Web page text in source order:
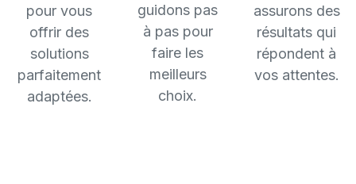
pour vous
offrir des
solutions
parfaitement
adaptées.
guidons pas
à pas pour
faire les
meilleurs
choix.
assurons des
résultats qui
répondent à
vos attentes.